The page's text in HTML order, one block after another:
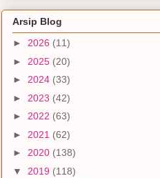
Arsip Blog
► 2026 (11)
► 2025 (20)
► 2024 (33)
► 2023 (42)
► 2022 (63)
► 2021 (62)
► 2020 (138)
▼ 2019 (118)